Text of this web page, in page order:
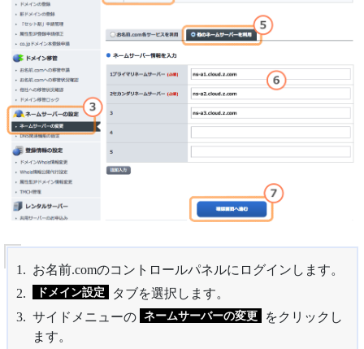
お名前.comのコントロールパネルにログインします。
ドメイン設定
タブを選択します。
サイドメニューの ネームサーバーの変更
をクリックし
ます。